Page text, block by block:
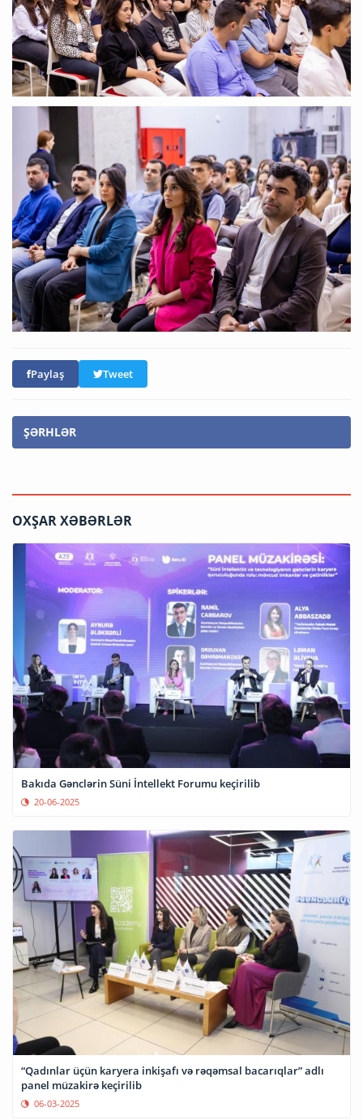
Paylaş Tweet
ŞƏRHLƏR
OXŞAR XƏBƏRLƏR
Bakıda Gənclərin Süni İntellekt Forumu keçirilib
20-06-2025
“Qadınlar üçün karyera inkişafı və rəqəmsal bacarıqlar” adlı
panel müzakirə keçirilib
06-03-2025